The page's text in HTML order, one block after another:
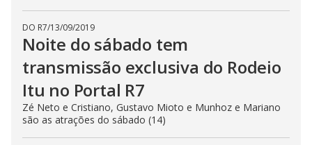
DO R7/13/09/2019
Noite do sábado tem
transmissão exclusiva do Rodeio
Itu no Portal R7
Zé Neto e Cristiano, Gustavo Mioto e Munhoz e Mariano
são as atrações do sábado (14)